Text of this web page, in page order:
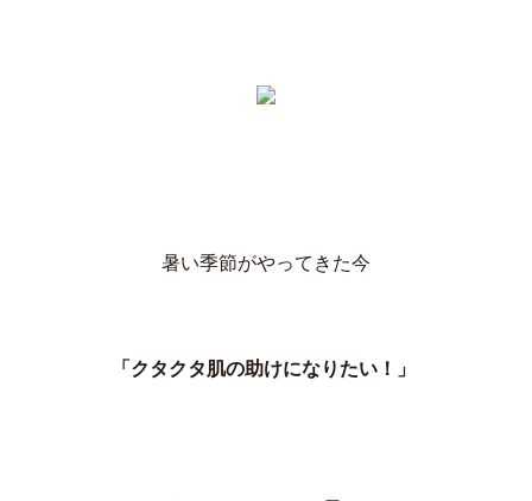
暑い季節がやってきた今
「クタクタ肌の助けになりたい！」